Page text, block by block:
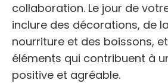
collaboration. Le jour de
inclure des décorations, de
nourriture et des boissons,
éléments qui contribuent à
positive et agréable.